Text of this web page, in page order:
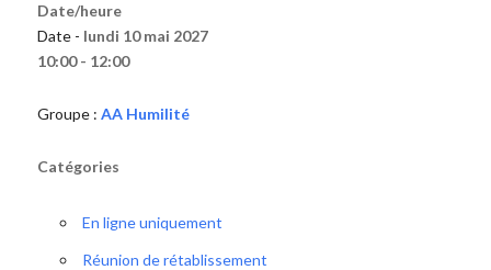
Date/heure
Date - lundi 10 mai 2027
10:00 - 12:00
Groupe : AA Humilité
Catégories
En ligne uniquement
Réunion de rétablissement